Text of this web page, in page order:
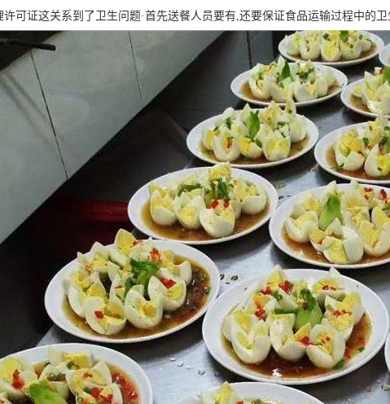
可证这关系到了卫生问题·首先送餐人员要有,还要保证食品运输过程中的卫